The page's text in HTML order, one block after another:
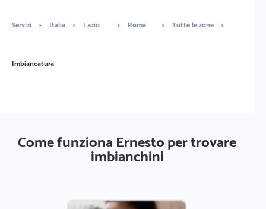
Servizi > Italia > Lazio > Roma > Tutte le zone >
Imbiancatura
Come funziona Ernesto per trovare
imbianchini